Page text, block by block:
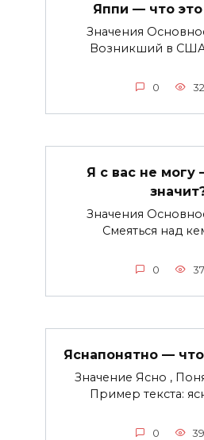
Яппи — что это
Значения
Возникший в
0 32
Я с вас не могу
Значения
Смеяться над
0 37
Яснапонятно — что
Значение Ясно ,
Пример текста:
0 39